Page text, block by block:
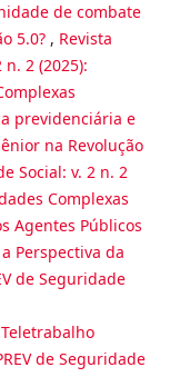
de combate
5.0? , Revista
n. 2 (2025):
previdenciária e
na Revolução
Social: v. 2 n. 2
Complexas
Agentes Públicos
Perspectiva da
de Seguridade
Teletrabalho
de Seguridade